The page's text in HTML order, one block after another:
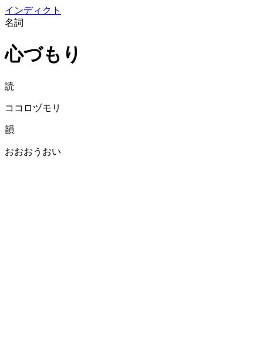
インディクト
名詞
心づもり
読
ココロヅモリ
韻
おおおうおい